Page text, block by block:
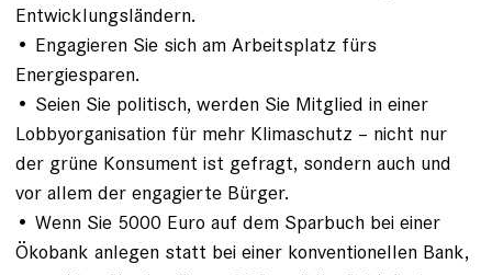
Entwicklungsländern.
• Engagieren Sie sich am Arbeitsplatz fürs
Energiesparen.
• Seien Sie politisch, werden Sie Mitglied in einer
Lobbyorganisation für mehr Klimaschutz – nicht nur
der grüne Konsument ist gefragt, sondern auch und
vor allem der engagierte Bürger.
• Wenn Sie 5000 Euro auf dem Sparbuch bei einer
Ökobank anlegen statt bei einer konventionellen Bank,